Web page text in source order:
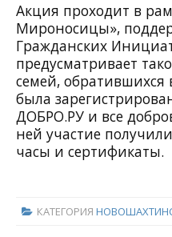
Акция проходит в
Мироносицы»,
Гражданских
предусматривает
семей,
была
ДОБРО.РУ и все
ней участие
часы и сертификаты.
КАТЕГОРИЯ